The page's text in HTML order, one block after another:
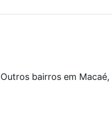
salão de festas ou
veja em nosso portal
até as chaves.
Outros bairros em Macaé,